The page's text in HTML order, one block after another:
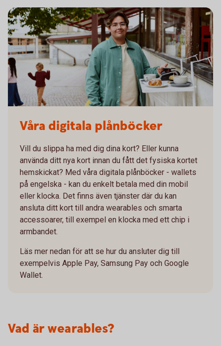
Våra digitala plånböcker
Vill du slippa ha med dig dina kort? Eller kunna
använda ditt nya kort innan du fått det fysiska kortet
hemskickat? Med våra digitala plånböcker - wallets
på engelska - kan du enkelt betala med din mobil
eller klocka. Det finns även tjänster där du kan
ansluta ditt kort till andra wearables och smarta
accessoarer, till exempel en klocka med ett chip i
armbandet.
Läs mer nedan för att se hur du ansluter dig till
exempelvis Apple Pay, Samsung Pay och Google
Wallet.
Vad är wearables?